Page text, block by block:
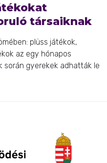
társaiknak
plüss játékok,
az egy hónapos
során gyerekek adhatták le